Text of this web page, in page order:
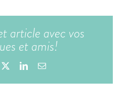
article avec vos
et amis!
LinkedInEmail